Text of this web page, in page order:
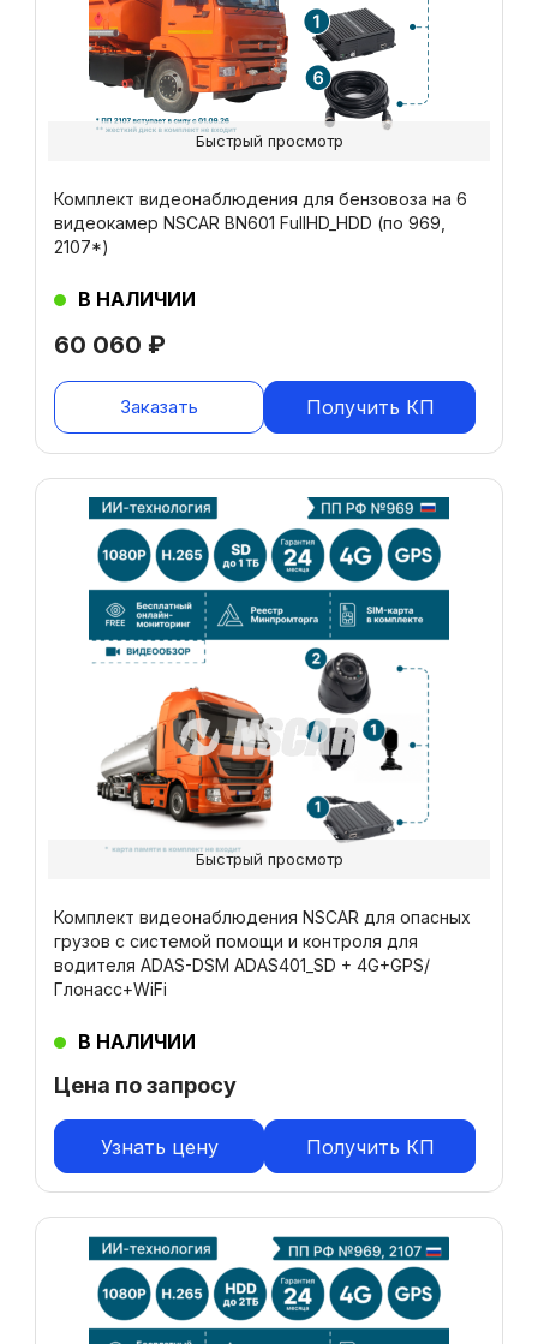
60 060 ₽
Комплект видеонаблюдения для бензовоза на 6
видеокамер NSCAR BN601 FullHD_HDD (по 969,
2107*)
В НАЛИЧИИ
Заказать Получить КП
Быстрый просмотр
Цена по запросу
Комплект видеонаблюдения NSCAR для опасных
грузов с системой помощи и контроля для
водителя ADAS-DSM ADAS401_SD + 4G+GPS/
Глонасс+WiFi
В НАЛИЧИИ
Узнать цену Получить КП
Быстрый просмотр